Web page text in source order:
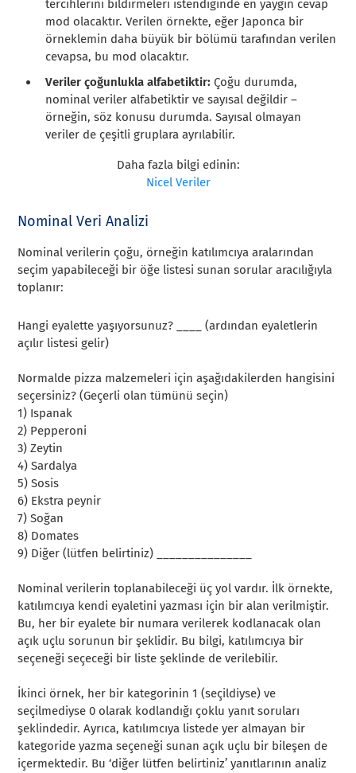
tercihlerini bildirmeleri istendiğinde en yaygın cevap
mod olacaktır. Verilen örnekte, eğer Japonca bir
örneklemin daha büyük bir bölümü tarafından verilen
cevapsa, bu mod olacaktır.
Veriler çoğunlukla alfabetiktir: Çoğu durumda,
nominal veriler alfabetiktir ve sayısal değildir –
örneğin, söz konusu durumda. Sayısal olmayan
veriler de çeşitli gruplara ayrılabilir.
Daha fazla bilgi edinin:
Nicel Veriler
Nominal Veri Analizi
Nominal verilerin çoğu, örneğin katılımcıya aralarından
seçim yapabileceği bir öğe listesi sunan sorular aracılığıyla
toplanır:
Hangi eyalette yaşıyorsunuz? ____ (ardından eyaletlerin
açılır listesi gelir)
Normalde pizza malzemeleri için aşağıdakilerden hangisini
seçersiniz? (Geçerli olan tümünü seçin)
1) Ispanak
2) Pepperoni
3) Zeytin
4) Sardalya
5) Sosis
6) Ekstra peynir
7) Soğan
8) Domates
9) Diğer (lütfen belirtiniz) _______________
Nominal verilerin toplanabileceği üç yol vardır. İlk örnekte,
katılımcıya kendi eyaletini yazması için bir alan verilmiştir.
Bu, her bir eyalete bir numara verilerek kodlanacak olan
açık uçlu sorunun bir şeklidir. Bu bilgi, katılımcıya bir
seçeneği seçeceği bir liste şeklinde de verilebilir.
İkinci örnek, her bir kategorinin 1 (seçildiyse) ve
seçilmediyse 0 olarak kodlandığı çoklu yanıt soruları
şeklindedir. Ayrıca, katılımcıya listede yer almayan bir
kategoride yazma seçeneği sunan açık uçlu bir bileşen de
içermektedir. Bu ‘diğer lütfen belirtiniz’ yanıtlarının analiz